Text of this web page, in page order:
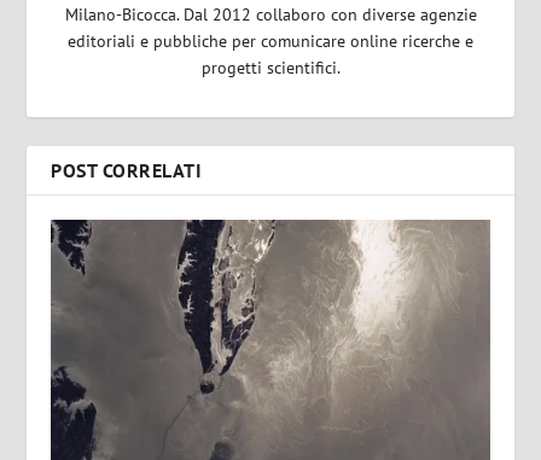
Milano-Bicocca. Dal 2012 collaboro con diverse agenzie
editoriali e pubbliche per comunicare online ricerche e
progetti scientifici.
POST CORRELATI